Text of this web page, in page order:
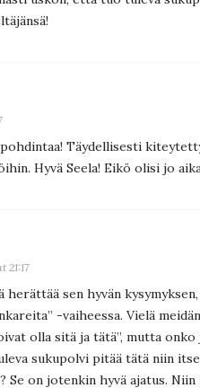
Täydellisesti
Hyvä Seela! Eikö olisi jo
21:17
herättää sen hyvän
-vaiheessa. Vielä
olla sitä ja tätä”, mutta onko
sukupolvi pitää tätä niin
Se on jotenkin hyvä ajatus.